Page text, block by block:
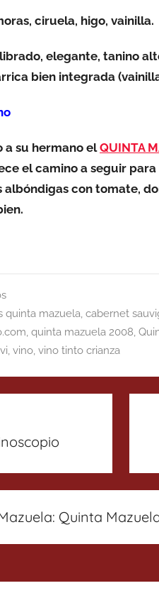
ciruela, higo, vainilla.
elegante, tanino
bien integrada (
a su hermano elQUINTA
el camino a seguir
albóndigas con tomate,
quinta mazuela cabernet
quinta mazuela 2008
vi vino vino tinto crianza
Quinta